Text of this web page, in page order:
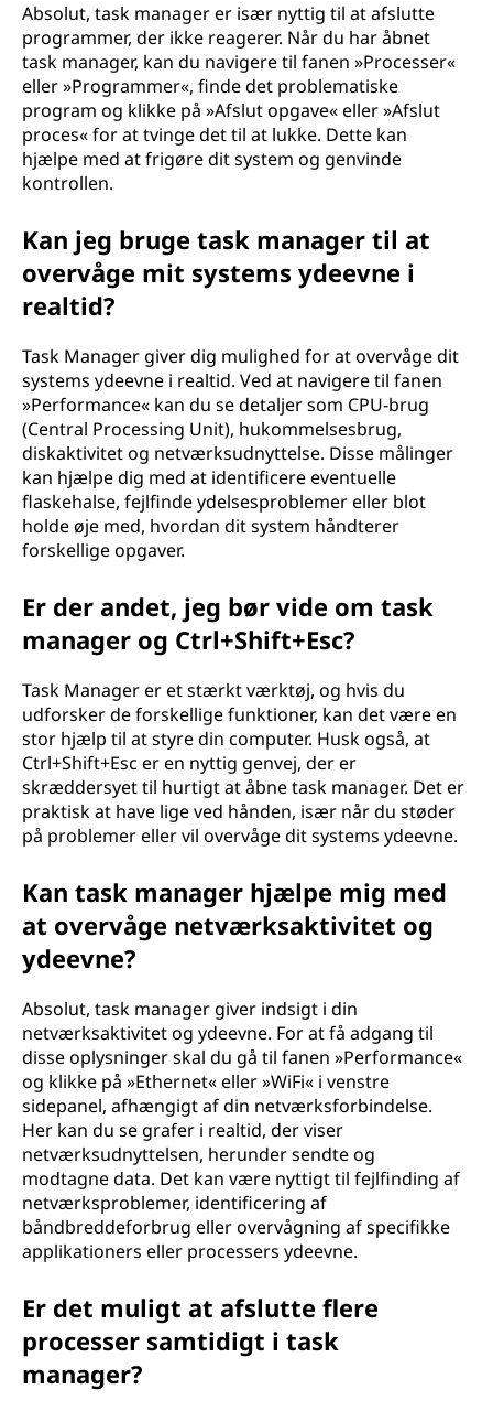
Absolut, task manager er især nyttig til at afslutte
programmer, der ikke reagerer. Når du har åbnet
task manager, kan du navigere til fanen »Processer«
eller »Programmer«, finde det problematiske
program og klikke på »Afslut opgave« eller »Afslut
proces« for at tvinge det til at lukke. Dette kan
hjælpe med at frigøre dit system og genvinde
kontrollen.
Kan jeg bruge task manager til at
overvåge mit systems ydeevne i
realtid?
Task Manager giver dig mulighed for at overvåge dit
systems ydeevne i realtid. Ved at navigere til fanen
»Performance« kan du se detaljer som CPU-brug
(Central Processing Unit), hukommelsesbrug,
diskaktivitet og netværksudnyttelse. Disse målinger
kan hjælpe dig med at identificere eventuelle
flaskehalse, fejlfinde ydelsesproblemer eller blot
holde øje med, hvordan dit system håndterer
forskellige opgaver.
Er der andet, jeg bør vide om task
manager og Ctrl+Shift+Esc?
Task Manager er et stærkt værktøj, og hvis du
udforsker de forskellige funktioner, kan det være en
stor hjælp til at styre din computer. Husk også, at
Ctrl+Shift+Esc er en nyttig genvej, der er
skræddersyet til hurtigt at åbne task manager. Det er
praktisk at have lige ved hånden, især når du støder
på problemer eller vil overvåge dit systems ydeevne.
Kan task manager hjælpe mig med
at overvåge netværksaktivitet og
ydeevne?
Absolut, task manager giver indsigt i din
netværksaktivitet og ydeevne. For at få adgang til
disse oplysninger skal du gå til fanen »Performance«
og klikke på »Ethernet« eller »WiFi« i venstre
sidepanel, afhængigt af din netværksforbindelse.
Her kan du se grafer i realtid, der viser
netværksudnyttelsen, herunder sendte og
modtagne data. Det kan være nyttigt til fejlfinding af
netværksproblemer, identificering af
båndbreddeforbrug eller overvågning af specifikke
applikationers eller processers ydeevne.
Er det muligt at afslutte flere
processer samtidigt i task
manager?